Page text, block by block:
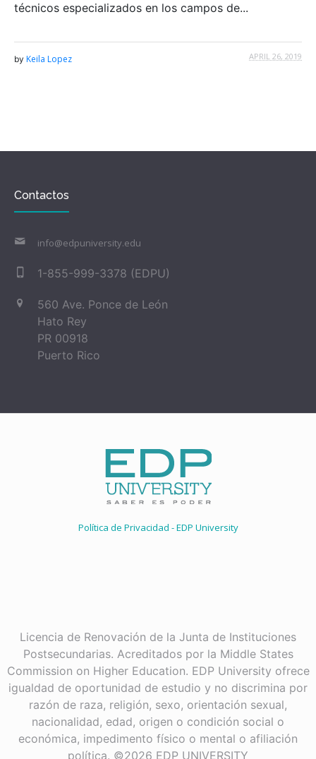
técnicos especializados en los campos de...
APRIL 26, 2019
by Keila Lopez
Contactos
info@edpuniversity.edu
1-855-999-3378 (EDPU)
560 Ave. Ponce de León
Hato Rey
PR 00918
Puerto Rico
Política de Privacidad - EDP University
Licencia de Renovación de la Junta de Instituciones
Postsecundarias. Acreditados por la Middle States
Commission on Higher Education. EDP University ofrece
igualdad de oportunidad de estudio y no discrimina por
razón de raza, religión, sexo, orientación sexual,
nacionalidad, edad, origen o condición social o
económica, impedimento físico o mental o afiliación
política. ©2026 EDP UNIVERSITY